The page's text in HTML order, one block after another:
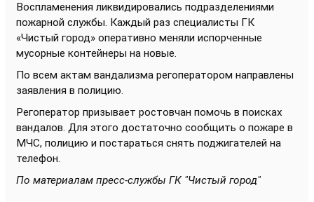
Воспламенения ликвидировались подразделениями
пожарной службы. Каждый раз специалисты ГК
«Чистый город» оперативно меняли испорченные
мусорные контейнеры на новые.
По всем актам вандализма регоператором направлены
заявления в полицию.
Регоператор призывает ростовчан помочь в поисках
вандалов. Для этого достаточно сообщить о пожаре в
МЧС, полицию и постараться снять поджигателей на
телефон.
По материалам пресс-службы ГК "Чистый город"